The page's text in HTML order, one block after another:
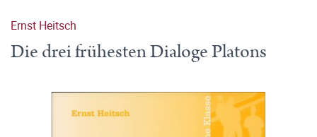
Ernst Heitsch
Die drei frühesten Dialoge Platons